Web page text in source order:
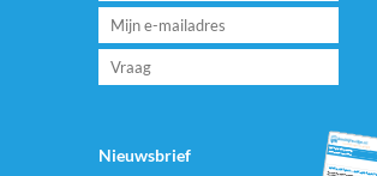
Nieuwsbrief